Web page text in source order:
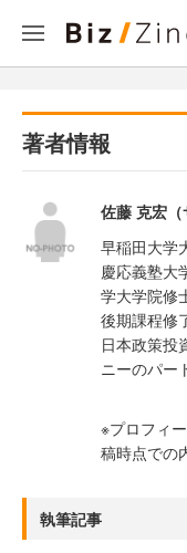
著者情報
佐藤 克宏（
早稲田大学
慶応義塾大
学大学院修
後期課程修
日本政策投
ニーのパー
※プロフィ
稿時点での
執筆記事